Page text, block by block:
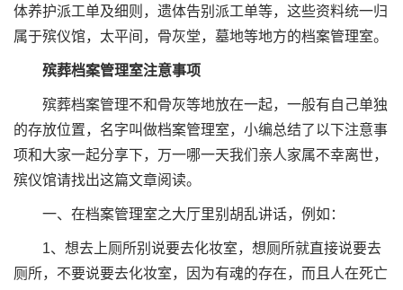
体养护派工单及细则，遗体告别派工单等，这些资料统一归
属于殡仪馆，太平间，骨灰堂，墓地等地方的档案管理室。
殡葬档案管理室注意事项
殡葬档案管理不和骨灰等地放在一起，一般有自己单独
的存放位置，名字叫做档案管理室，小编总结了以下注意事
项和大家一起分享下，万一哪一天我们亲人家属不幸离世，
殡仪馆请找出这篇文章阅读。
一、在档案管理室之大厅里别胡乱讲话，例如：
1、想去上厕所别说要去化妆室，想厕所就直接说要去
厕所，不要说要去化妆室，因为有魂的存在，而且人在死亡